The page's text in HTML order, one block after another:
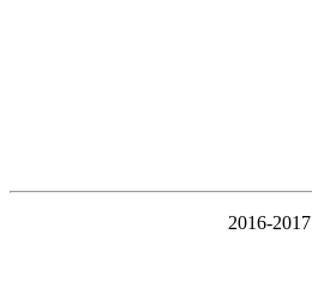
2016-2017